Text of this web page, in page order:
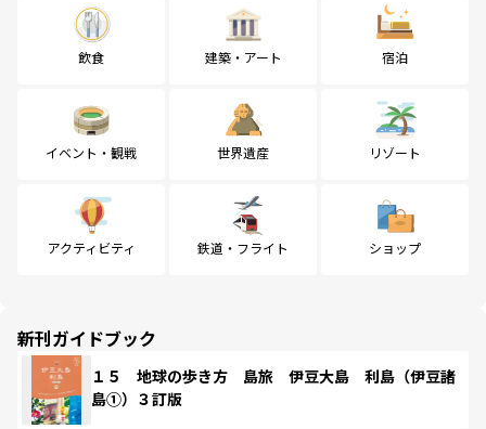
飲食 建築・アート 宿泊
イベント・観戦 世界遺産 リゾート
アクティビティ 鉄道・フライト ショップ
新刊ガイドブック
１５ 地球の歩き方 島旅 伊豆大島 利島（伊豆諸
島①）３訂版